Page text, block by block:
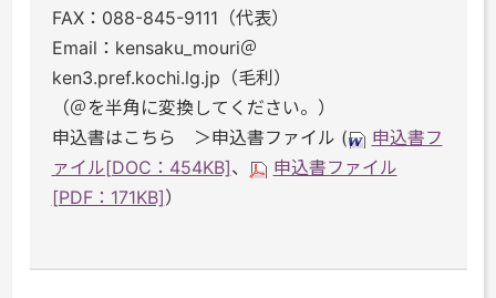
FAX：088-845-9111（代表）
Email：kensaku_mouri＠
ken3.pref.kochi.lg.jp（毛利）
（＠を半角に変換してください。）
申込書はこちら ＞申込書ファイル (
申込書フ
ァイル[DOC：454KB]、
申込書ファイル
[PDF：171KB]）